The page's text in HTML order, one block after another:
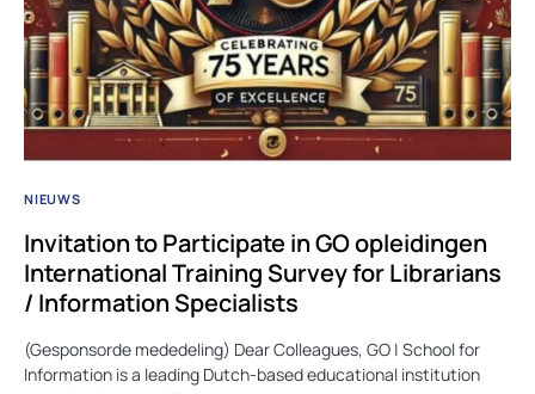
NIEUWS
Invitation to Participate in GO opleidingen
International Training Survey for Librarians
/ Information Specialists
(Gesponsorde mededeling) Dear Colleagues, GO | School for
Information is a leading Dutch-based educational institution